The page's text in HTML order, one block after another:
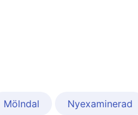
Mölndal Nyexaminerad